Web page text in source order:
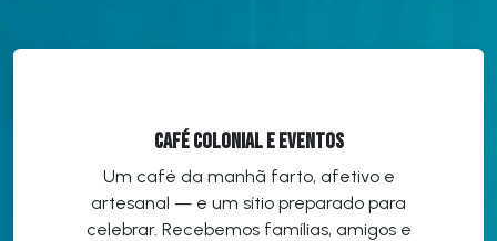
Café Colonial e Eventos
Um café da manhã farto, afetivo e
artesanal — e um sítio preparado para
celebrar. Recebemos famílias, amigos e